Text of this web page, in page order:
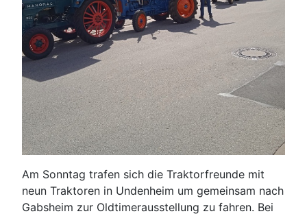
Am Sonntag trafen sich die Traktorfreunde mit
neun Traktoren in Undenheim um gemeinsam nach
Gabsheim zur Oldtimerausstellung zu fahren. Bei